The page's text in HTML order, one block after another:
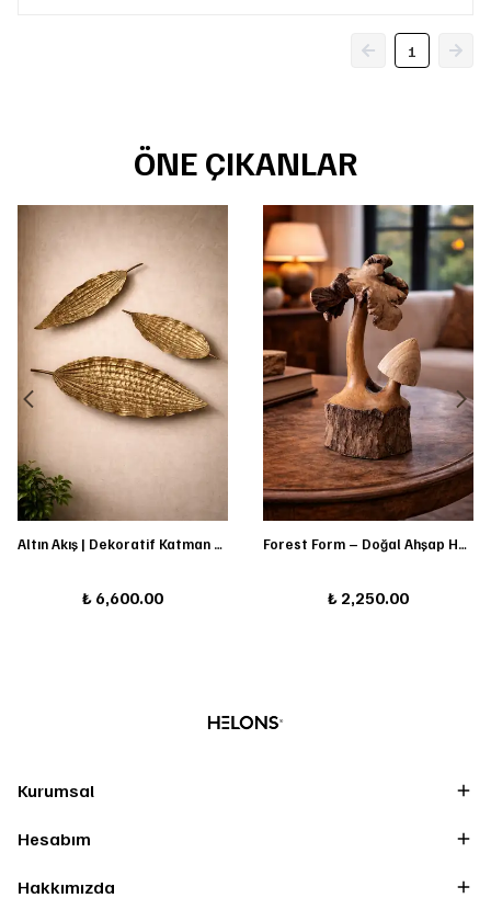
1
ÖNE ÇIKANLAR
Altın Akış | Dekoratif Katman Set
₺ 6,600.00
Forest Form – Doğal Ahşap Heykel
₺ 2,250.00
Kurumsal
Hesabım
Hakkımızda